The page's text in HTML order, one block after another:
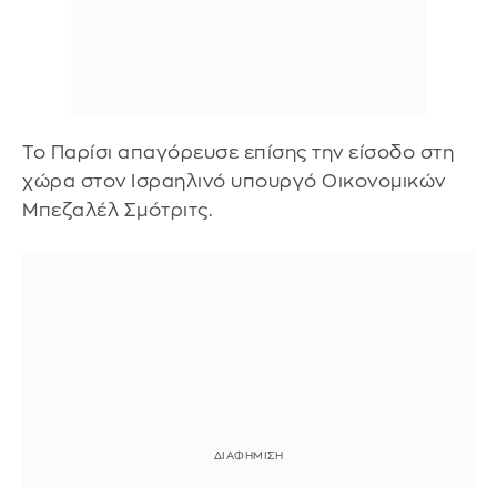
Το Παρίσι απαγόρευσε επίσης την είσοδο στη
χώρα στον Ισραηλινό υπουργό Οικονομικών
Μπεζαλέλ Σμότριτς.